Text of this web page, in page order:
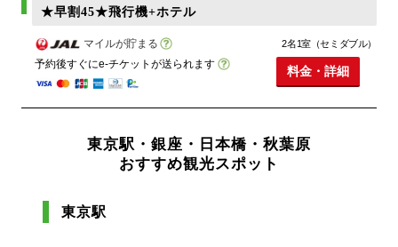
★早割45★飛行機+ホテル
マイルが貯まる
予約後すぐにe-チケットが送られます
2名1室（セミダブル）
料金・詳細
東京駅・銀座・日本橋・秋葉原
おすすめ観光スポット
東京駅